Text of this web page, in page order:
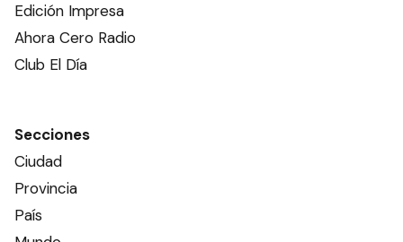
Edición Impresa
Ahora Cero Radio
Club El Día
Secciones
Ciudad
Provincia
País